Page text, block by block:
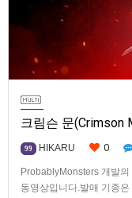
크림슨 문(Crimson
99 HIKARU 0
ProbablyMonsters 개발
동영상입니다.발매 기종